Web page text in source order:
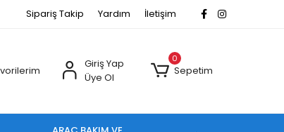
Sipariş Takip Yardım İletişim
Giriş Yap
Üye Ol
0
Sepetim